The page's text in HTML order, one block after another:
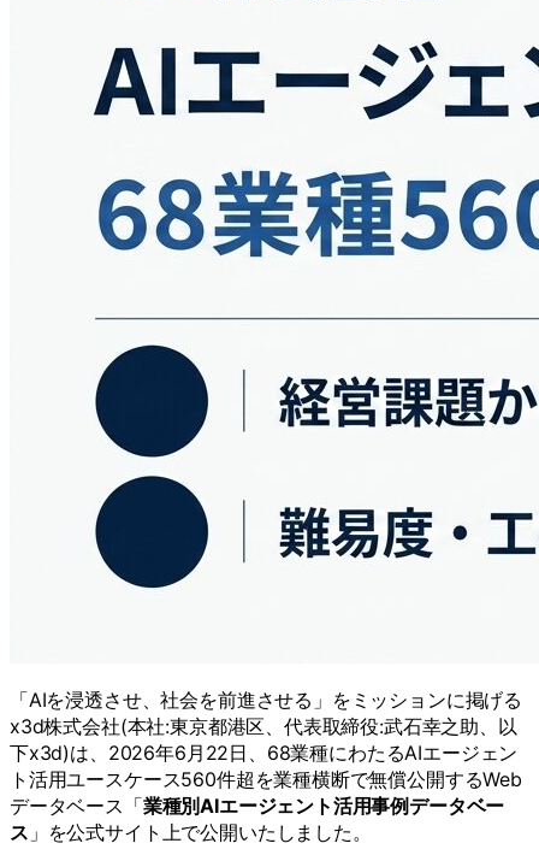
「AIを浸透させ、社会を前進させる」をミッションに掲げる
x3d株式会社(本社:東京都港区、代表取締役:武石幸之助、以
下x3d)は、2026年6月22日、68業種にわたるAIエージェン
ト活用ユースケース560件超を業種横断で無償公開するWeb
データベース「業種別AIエージェント活用事例データベー
ス 」を公式サイト上で公開いたしました。